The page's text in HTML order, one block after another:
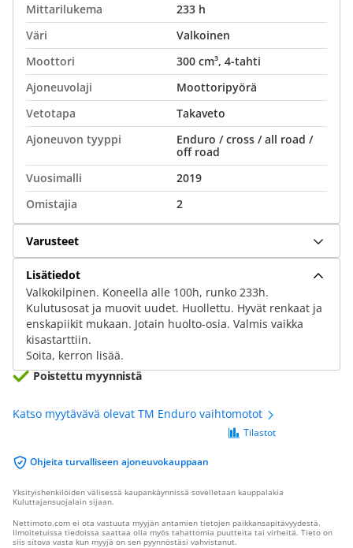
Mittarilukema
233 h
Väri
Valkoinen
Moottori
300 cm³, 4-tahti
Ajoneuvolaji
Moottoripyörä
Vetotapa
Takaveto
Ajoneuvon tyyppi
Enduro / cross / all road /
off road
Vuosimalli
2019
Omistajia
2
Varusteet
Lisätiedot
Valkokilpinen. Koneella alle 100h, runko 233h.
Kulutusosat ja muovit uudet. Huollettu. Hyvät renkaat ja
enskapiikit mukaan. Jotain huolto-osia. Valmis vaikka
kisastarttiin.
Soita, kerron lisää.
Poistettu myynnistä
Katso myytävävä olevat TM Enduro vaihtomotot
Ohjeita turvalliseen ajoneuvokauppaan
Tilastot
Yksityishenkilöiden välisessä kaupankäynnissä sovelletaan kauppalakia
Kuluttajansuojalain sijaan.
Nettimoto.com ei ota vastuuta myyjän antamien tietojen paikkansapitävyydestä.
Ilmoitetuissa tiedoissa saattaa olla myös tahattomia puutteita tai virheitä. Tieto on
siis sitova vasta kun myyjä on sen pyynnöstäsi vahvistanut.